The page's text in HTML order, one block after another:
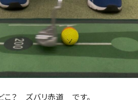
こ？ ズバリ赤道 です。